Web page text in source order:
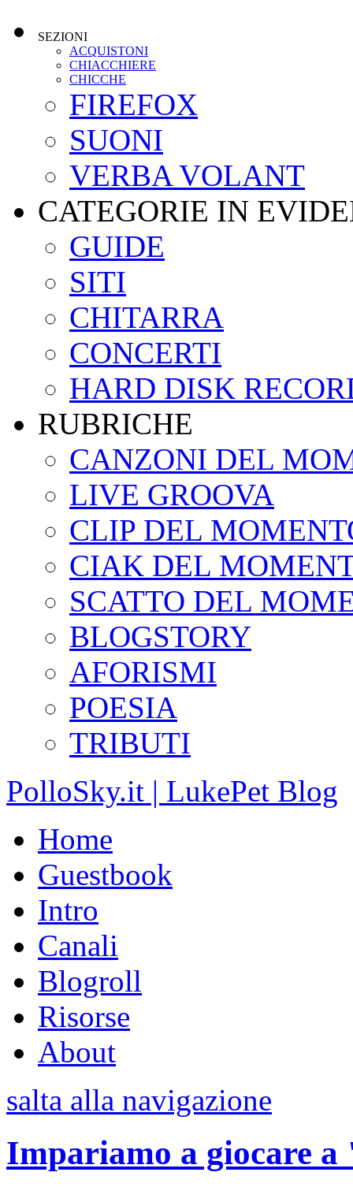
SEZIONI
ACQUISTONI
CHIACCHIERE
CHICCHE
FIREFOX
SUONI
VERBA VOLANT
CATEGORIE IN
GUIDE
SITI
CHITARRA
CONCERTI
HARD DISK
RUBRICHE
CANZONI DEL
LIVE GROOVA
CLIP DEL
CIAK DEL
SCATTO DEL
BLOGSTORY
AFORISMI
POESIA
TRIBUTI
PolloSky.it | LukePet Blog
Home
Guestbook
Intro
Canali
Blogroll
Risorse
About
salta alla navigazione
Impariamo a giocare a